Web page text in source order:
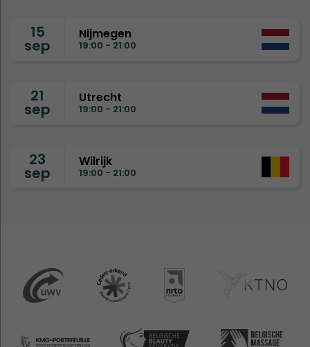
15
sep
Nijmegen
19:00 - 21:00
21
sep
Utrecht
19:00 - 21:00
23
sep
Wilrijk
19:00 - 21:00